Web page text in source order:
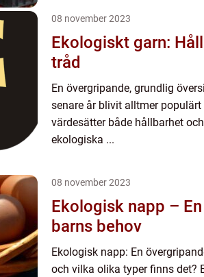
08 november 2023
Ekologiskt garn:
tråd
En övergripande, grundlig
senare år blivit alltmer
värdesätter både hållbarhet
ekologiska ...
08 november 2023
Ekologisk napp –
barns behov
Ekologisk napp: En
och vilka olika typer finns det?